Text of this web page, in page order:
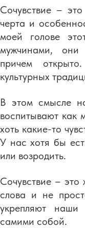
Сочувствие –
черта и
моей голове
мужчинами, они
причем
культурных
В этом смысле
воспитывают как
хоть какие-то
У нас хотя бы
или возродить.
Сочувствие –
слова и не
укрепляют
самими собой.